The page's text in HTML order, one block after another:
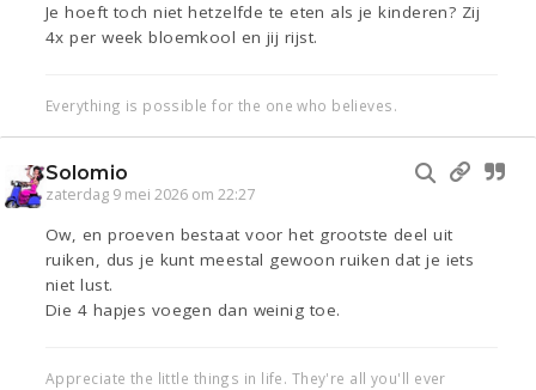
Je hoeft toch niet hetzelfde te eten als je kinderen? Zij
4x per week bloemkool en jij rijst.
Everything is possible for the one who believes.
Solomio
zaterdag 9 mei 2026 om 22:27
Ow, en proeven bestaat voor het grootste deel uit
ruiken, dus je kunt meestal gewoon ruiken dat je iets
niet lust.
Die 4 hapjes voegen dan weinig toe.
Appreciate the little things in life. They're all you'll ever